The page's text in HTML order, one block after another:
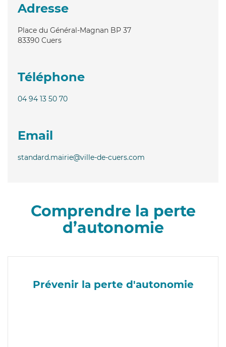
Adresse
Place du Général-Magnan BP 37
83390 Cuers
Téléphone
04 94 13 50 70
Email
standard.mairie@ville-de-cuers.com
Comprendre la perte
d’autonomie
Prévenir la perte d'autonomie